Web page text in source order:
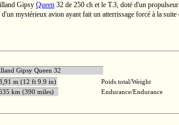
Gipsy Queen 32 de 250 ch et le T.3, doté d'un
mystérieux avion ayant fait un atterrissage forcé à la
Gipsy Queen 32
m (12 ft 9.9 in) Poids total/Weight
km (390 miles) Endurance/Endurance